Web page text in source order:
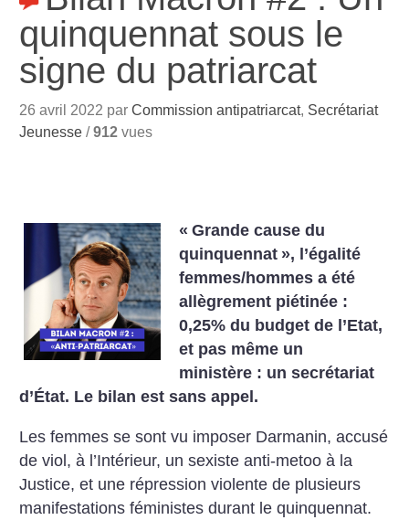
quinquennat sous le
signe du patriarcat
26 avril 2022 parCommission antipatriarcat, Secrétariat
Jeunesse /912 vues
« Grande cause du
quinquennat », l’égalité
femmes/hommes a été
allègrement piétinée :
0,25% du budget de l’Etat,
et pas même un
ministère : un secrétariat
d’État. Le bilan est sans appel.
Les femmes se sont vu imposer Darmanin, accusé
de viol, à l’Intérieur, un sexiste anti-metoo à la
Justice, et une répression violente de plusieurs
manifestations féministes durant le quinquennat.